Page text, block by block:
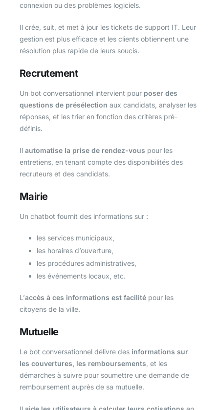
connexion ou des problèmes logiciels.
Il crée, suit, et met à jour les tickets de support IT. Leur
gestion est plus efficace et les clients obtiennent une
résolution plus rapide de leurs soucis.
Recrutement
Un bot conversationnel ​​intervient pour poser des
questions de présélection aux candidats, analyser les
réponses, et les trier en fonction des critères pré-
définis.
Il automatise la prise de rendez-vous pour les
entretiens, en tenant compte des disponibilités des
recruteurs et des candidats.
Mairie
Un chatbot fournit des informations sur :
les services municipaux,
les horaires d’ouverture,
les procédures administratives,
les événements locaux, etc.
L’accès à ces informations est facilité pour les
citoyens de la ville.
Mutuelle
Le bot conversationnel délivre des informations sur
les couvertures, les remboursements , et les
démarches à suivre pour soumettre une demande de
remboursement auprès de sa mutuelle.